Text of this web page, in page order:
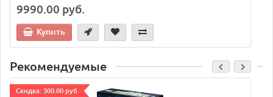
9990.00 руб.
Купить
Рекомендуемые
Cкидка: 300.00 руб.